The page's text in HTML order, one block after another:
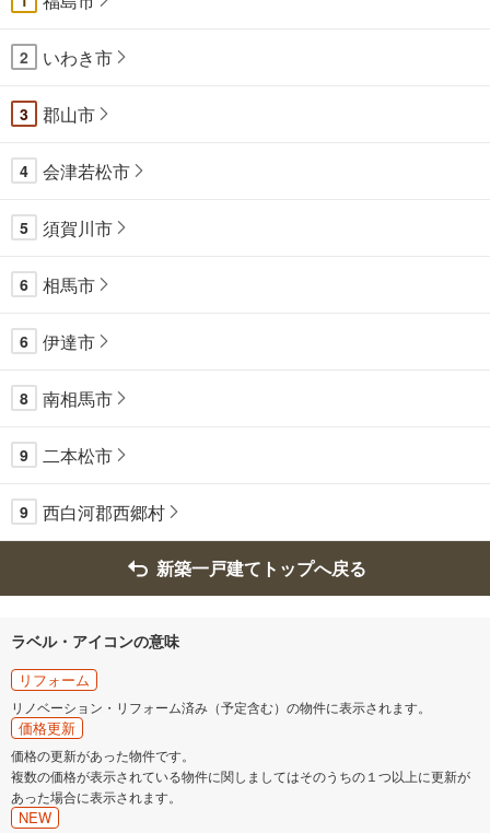
2 いわき市
3 郡山市
4 会津若松市
5 須賀川市
6 相馬市
6 伊達市
8 南相馬市
9 二本松市
9 西白河郡西郷村
新築一戸建てトップへ戻る
ラベル・アイコンの意味
リフォーム
リノベーション・リフォーム済み（予定含む）の物件に表示されます。
価格更新
価格の更新があった物件です。
複数の価格が表示されている物件に関しましてはそのうちの１つ以上に更新が
あった場合に表示されます。
NEW